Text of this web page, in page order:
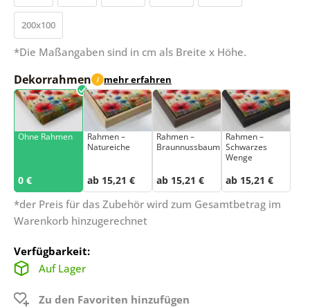
200x100
*Die Maßangaben sind in cm als Breite x Höhe.
Dekorrahmen i mehr erfahren
Ohne Rahmen
0 €
Rahmen –
Natureiche
ab 15,21 €
Rahmen –
Braunnussbaum
ab 15,21 €
Rahmen –
Schwarzes
Wenge
ab 15,21 €
*der Preis für das Zubehör wird zum Gesamtbetrag im
Warenkorb hinzugerechnet
Verfügbarkeit:
Auf Lager
Zu den Favoriten hinzufügen